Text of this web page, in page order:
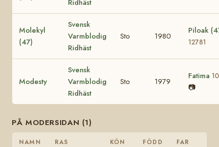
Ridhäst
Molekyl
(47)
Svensk
Varmblodig
Ridhäst
Sto 1980
Piloak
12781
Modesty
Svensk
Varmblodig
Ridhäst
Sto 1979
Fatima
📷
PÅ MODERSIDAN (1)
NAMN RAS KÖN FÖDD FAR